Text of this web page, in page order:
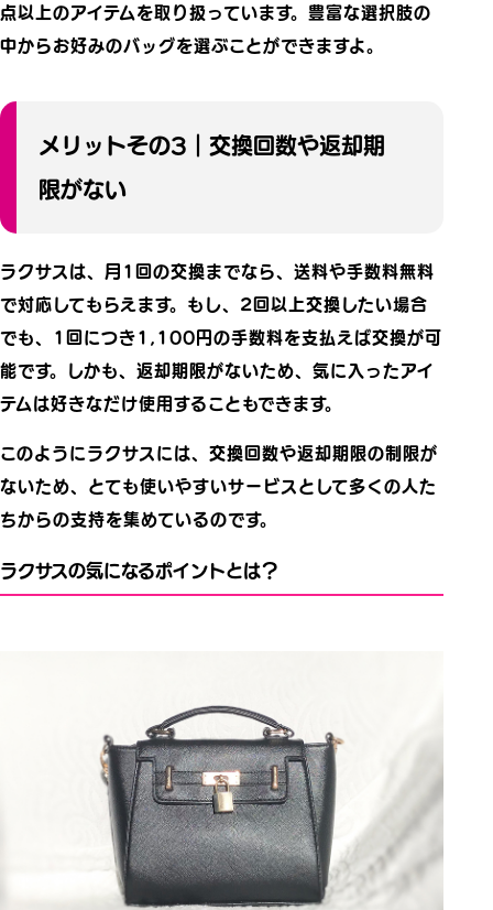
点以上のアイテムを取り扱っています。豊富な選択肢の
中からお好みのバッグを選ぶことができますよ。
メリットその3｜交換回数や返却期
限がない
ラクサスは、月1回の交換までなら、送料や手数料無料
で対応してもらえます。もし、2回以上交換したい場合
でも、1回につき1,100円の手数料を支払えば交換が可
能です。しかも、返却期限がないため、気に入ったアイ
テムは好きなだけ使用することもできます。
このようにラクサスには、交換回数や返却期限の制限が
ないため、とても使いやすいサービスとして多くの人た
ちからの支持を集めているのです。
ラクサスの気になるポイントとは？